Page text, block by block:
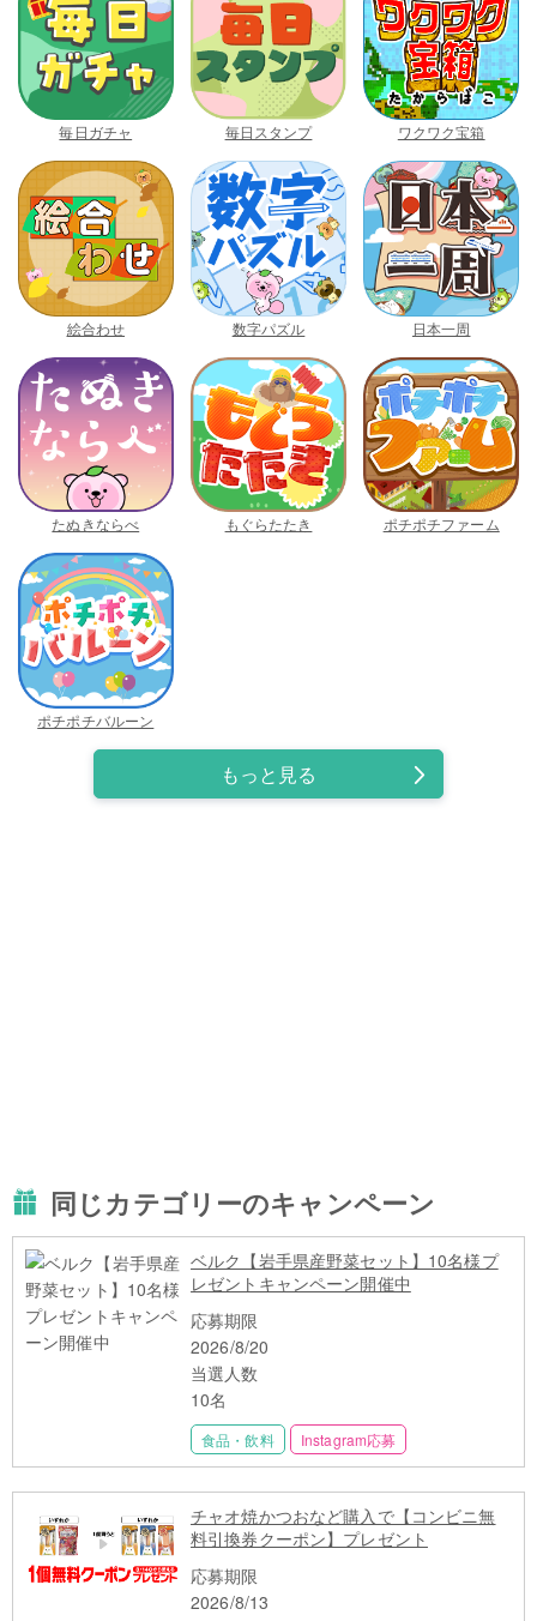
毎日ガチャ 毎日スタンプ ワクワク宝箱
絵合わせ 数字パズル 日本一周
たぬきならべ もぐらたたき ポチポチファーム
ポチポチバルーン
もっと見る
同じカテゴリーのキャンペーン
ベルク【岩手県産野菜セット】10名様プ
レゼントキャンペーン開催中
応募期限
2026/8/20
当選人数
10名
食品・飲料 Instagram応募
チャオ焼かつおなど購入で【コンビニ無
料引換券クーポン】プレゼント
応募期限
2026/8/13